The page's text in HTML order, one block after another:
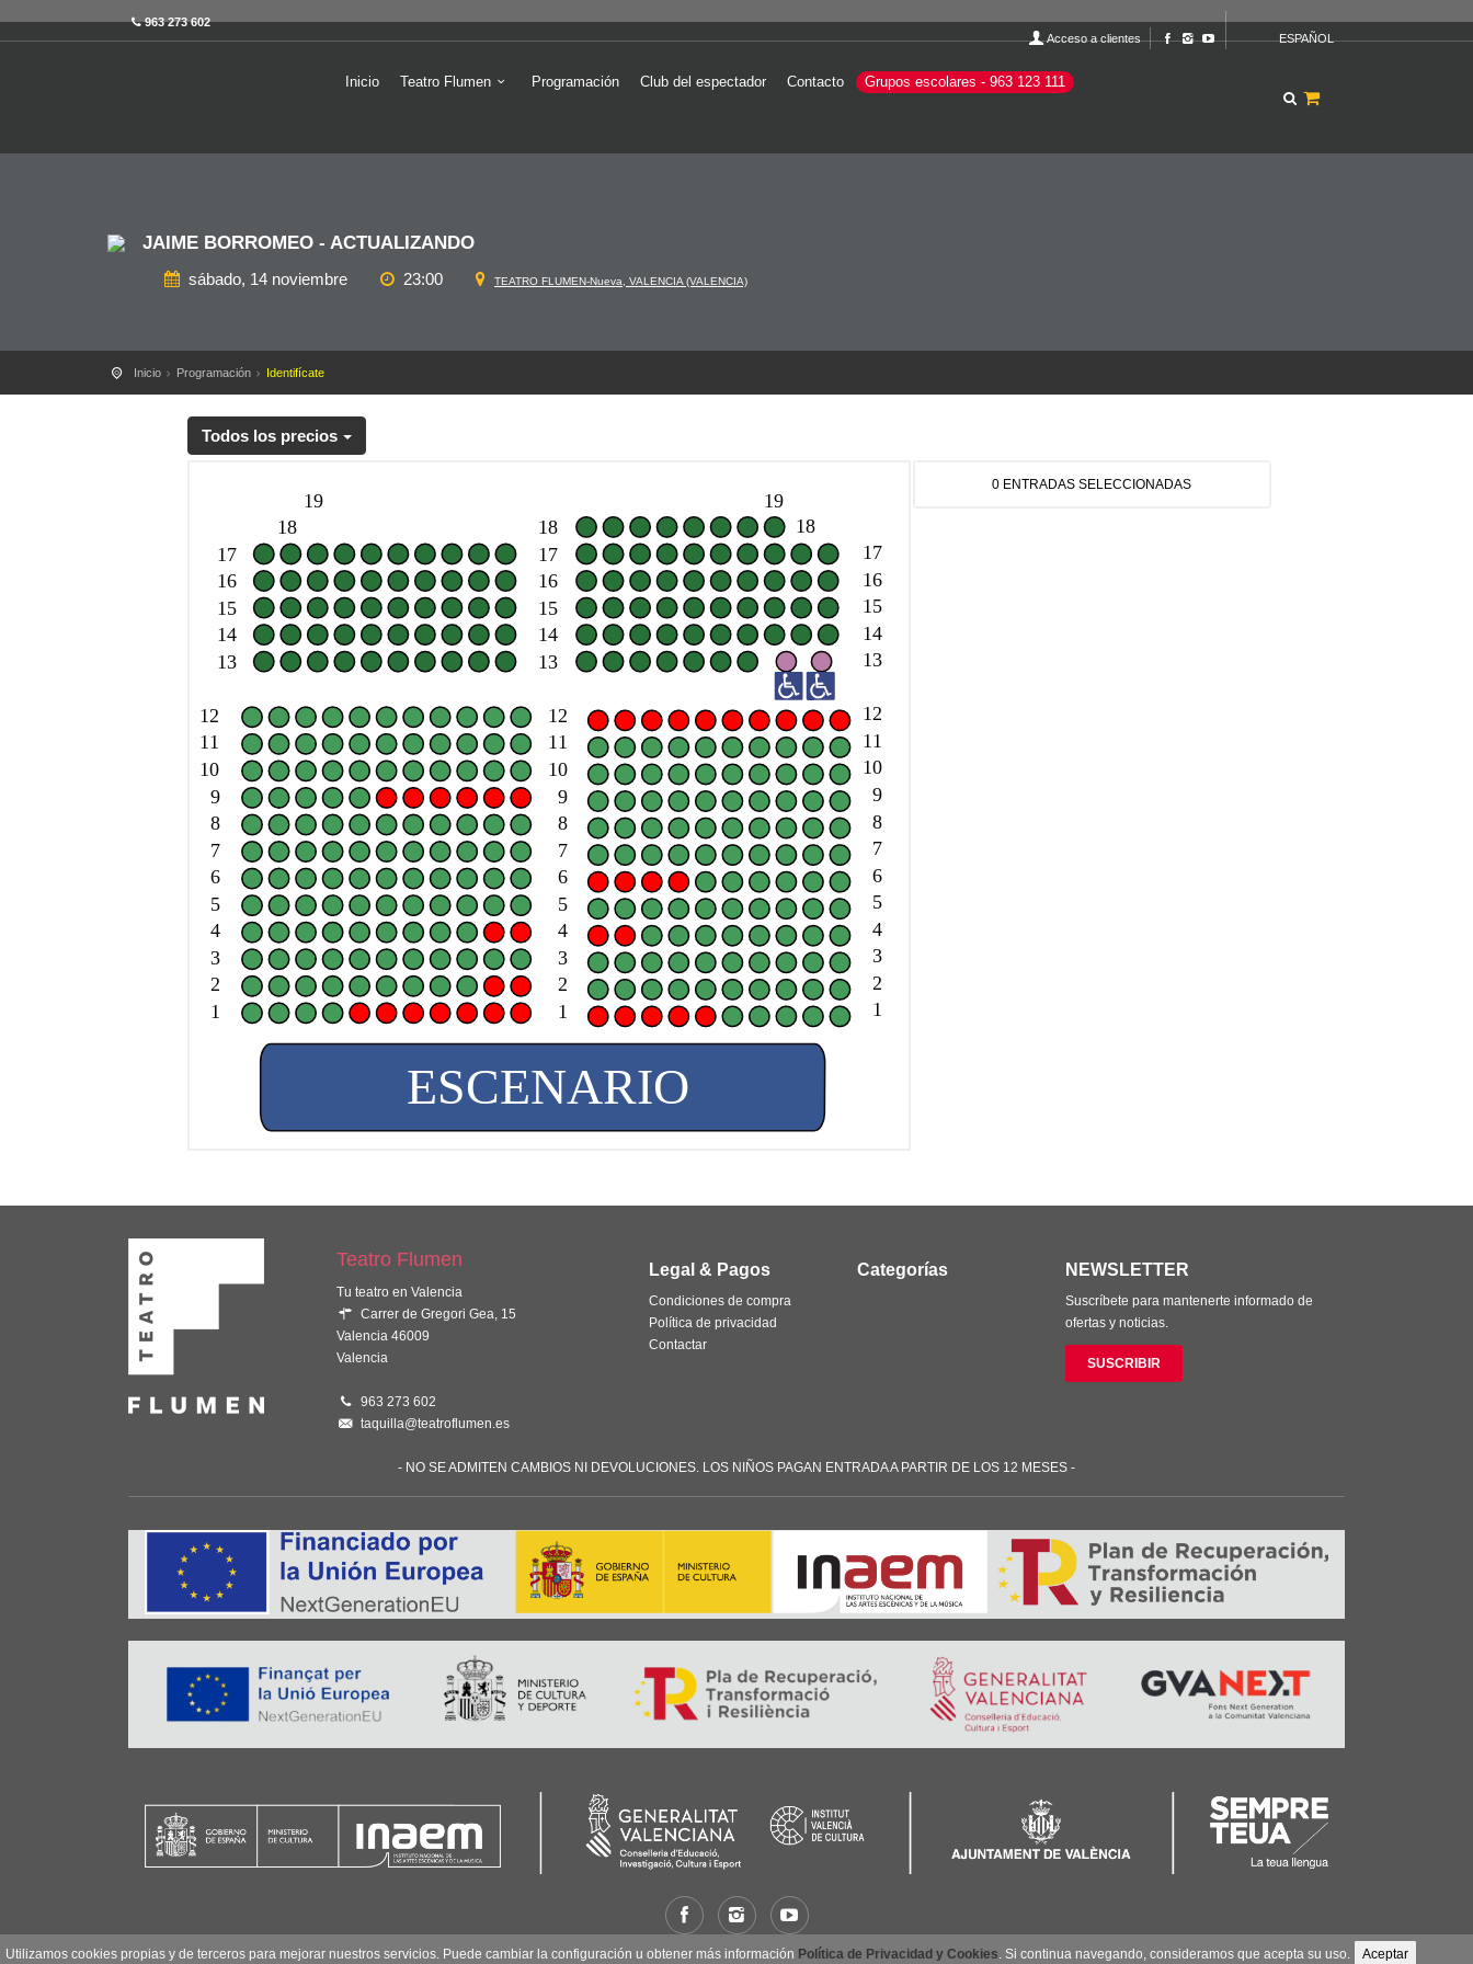
963 273 602
Acceso a clientes
ESPAÑOL
Inicio Teatro Flumen Programación Club del espectador Contacto Grupos escolares - 963 123 111
JAIME BORROMEO - ACTUALIZANDO
sábado, 14 noviembre 23:00 TEATRO FLUMEN-Nueva, VALENCIA (VALENCIA)
Inicio Programación Identifícate
Todos los precios
19
18
18
17
17
16
16
15
15
14
14
13
13
12
12
11
11
10
10
9
9
8
8
7
7
6
6
5
5
4
4
3
3
2
2
1
1
ESCENARIO
18
17
16
15
14
13
12
11
10
9
8
7
6
5
4
3
2
1
19
0 ENTRADAS SELECCIONADAS
Teatro Flumen
Tu teatro en Valencia
Carrer de Gregori Gea, 15
Valencia 46009
Valencia
963 273 602
taquilla@teatroflumen.es
Legal & Pagos
Condiciones de compra
Política de privacidad
Contactar
Categorías NEWSLETTER
Suscríbete para mantenerte informado de
ofertas y noticias.
SUSCRIBIR
- NO SE ADMITEN CAMBIOS NI DEVOLUCIONES. LOS NIÑOS PAGAN ENTRADA A PARTIR DE LOS 12 MESES -
Utilizamos cookies propias y de terceros para mejorar nuestros servicios. Puede cambiar la configuración u obtener más información Política de Privacidad y Cookies. Si continua navegando, consideramos que acepta su uso. Aceptar